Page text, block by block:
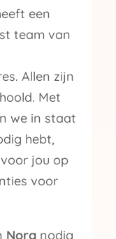
een
team van
Allen zijn
Met
we in staat
hebt,
jou op
voor
Norgnodig